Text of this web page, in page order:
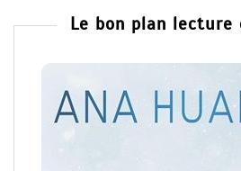
Le bon plan lecture